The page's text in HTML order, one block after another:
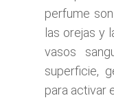
perfume
las orejas y
vasos
superficie,
para activar